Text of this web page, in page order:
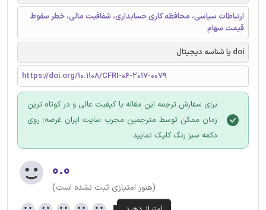
ارتباطات سیاسی، محافظه کاری حسابداری، شفافیت مالی، خطر سقوط
قیمت سهام
doi یا شناسه دیجیتال
https://doi.org/10.1108/CFRI-06-2017-0079
برای سفارش ترجمه این مقاله با کیفیت عالی و در کوتاه ترین
زمان ممکن توسط مترجمین مجرب سایت ایران عرضه؛ روی
دکمه سبز رنگ کلیک نمایید.
۰.۰
(هنوز امتیازی ثبت نشده است)